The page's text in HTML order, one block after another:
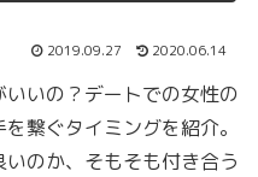
2019.09.27 2020.06.14
いの？デートでの女性の
繋ぐタイミングを紹介。
のか、そもそも付き合う